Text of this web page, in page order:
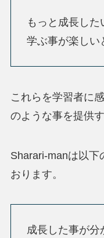
もっと成長した
学ぶ事が楽しい
これらを学習者に
のような事を提供
Sharari-manは以下
おります。
成長した事が分